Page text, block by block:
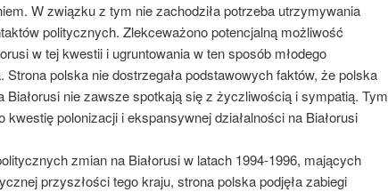
W związku z tym nie zachodziła potrzeba utrzymywania
politycznych. Zlekceważono potencjalną możliwość
w tej kwestii i ugruntowania w ten sposób młodego
Strona polska nie dostrzegała podstawowych faktów, że polska
Białorusi nie zawsze spotkają się z życzliwością i sympatią. Tym
kwestię polonizacji i ekspansywnej działalności na Białorusi
zmian na Białorusi w latach 1994-1996, mających
przyszłości tego kraju, strona polska podjęła zabiegi